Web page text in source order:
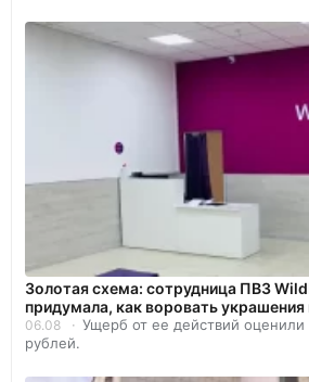
Золотая схема: сотрудница ПВЗ
придумала, как воровать украшения
06.08
Ущерб от ее действий оценили
рублей.